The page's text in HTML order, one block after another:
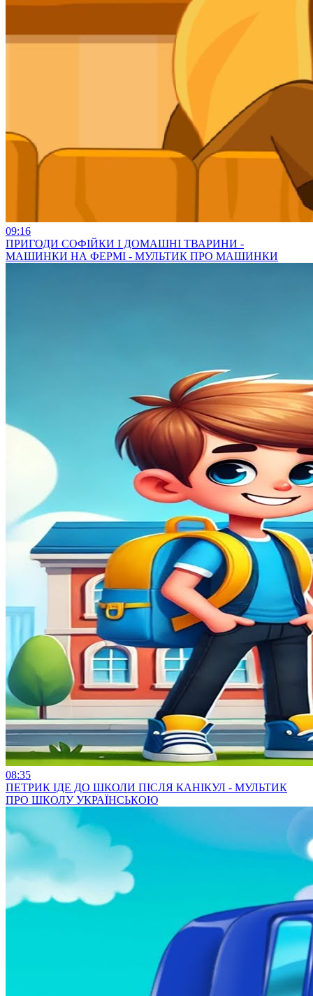
09:16
ПРИГОДИ СОФІЙКИ І ДОМАШНІ ТВАРИНИ -
МАШИНКИ НА ФЕРМІ - МУЛЬТИК ПРО МАШИНКИ
08:35
ПЕТРИК ІДЕ ДО ШКОЛИ ПІСЛЯ КАНІКУЛ - МУЛЬТИК
ПРО ШКОЛУ УКРАЇНСЬКОЮ